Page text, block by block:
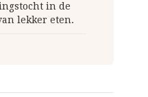
in de
lekker eten.